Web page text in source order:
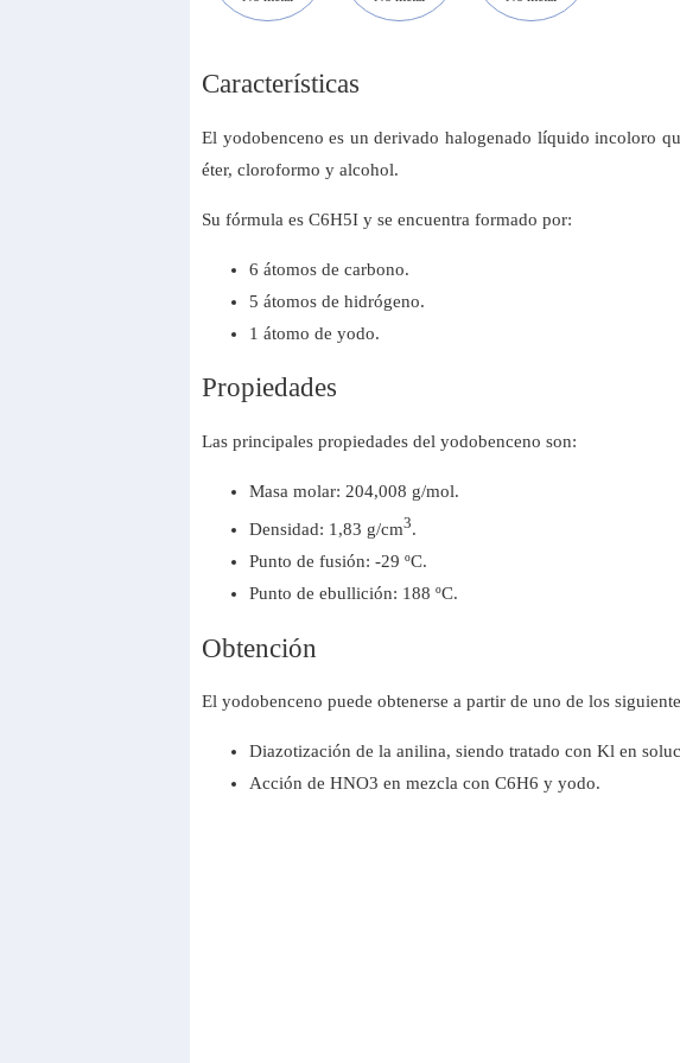
Características
El yodobenceno es un derivado halogenado líquido incoloro
éter, cloroformo y alcohol.
Su fórmula es C6H5I y se encuentra formado por:
6 átomos de carbono.
5 átomos de hidrógeno.
1 átomo de yodo.
Propiedades
Las principales propiedades del yodobenceno son:
Masa molar: 204,008 g/mol.
Densidad: 1,83 g/cm3.
Punto de fusión: -29 ºC.
Punto de ebullición: 188 ºC.
Obtención
El yodobenceno puede obtenerse a partir de uno de los
Diazotización de la anilina, siendo tratado con Kl en
Acción de HNO3 en mezcla con C6H6 y yodo.